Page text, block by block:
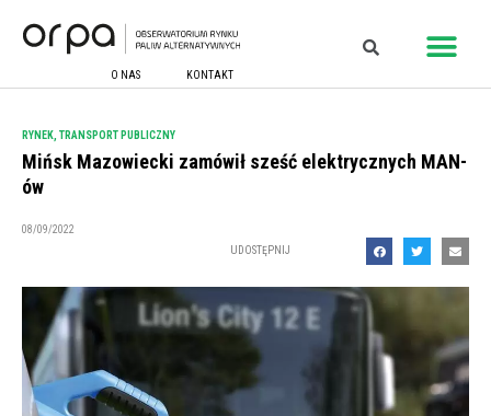
O NAS KONTAKT
RYNEK TRANSPORT PUBLICZNY
Mińsk Mazowiecki zamówił sześć elektrycznych MAN-
ów
08/09/2022
UDOSTĘPNIJ